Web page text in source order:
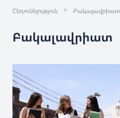
Ընդունելություն > Բակալավրիատ
Բակալավրիատ